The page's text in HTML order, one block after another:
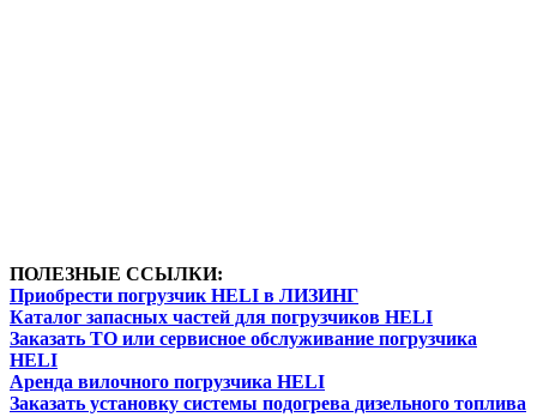
ПОЛЕЗНЫЕ ССЫЛКИ:
Приобрести погрузчик HELI в ЛИЗИНГ
Каталог запасных частей для погрузчиков HELI
Заказать ТО или сервисное обслуживание погрузчика
HELI
Аренда вилочного погрузчика HELI
Заказать установку системы подогрева дизельного топлива